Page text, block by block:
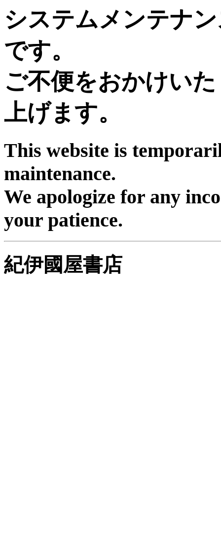
システムメンテナ
です。
ご不便をおかけい
上げます。
This website is
maintenance.
We apologize for any
your patience.
紀伊國屋書店